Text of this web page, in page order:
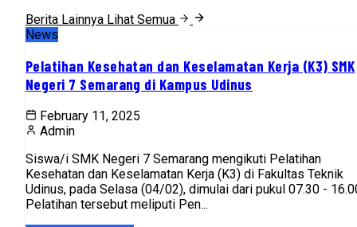
Berita Lainnya Lihat Semua
News
Pelatihan Kesehatan dan Keselamatan Kerja (K3) SMK
Negeri 7 Semarang di Kampus Udinus
February 11, 2025
Admin
Siswa/i SMK Negeri 7 Semarang mengikuti Pelatihan
Kesehatan dan Keselamatan Kerja (K3) di Fakultas Teknik
Udinus, pada Selasa (04/02), dimulai dari pukul 07.30 -
Pelatihan tersebut meliputi Pen...